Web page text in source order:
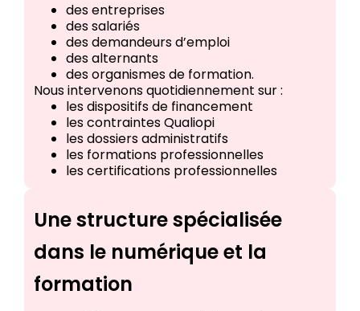
des entreprises
des salariés
des demandeurs d’emploi
des alternants
des organismes de formation.
Nous intervenons quotidiennement sur :
les dispositifs de financement
les contraintes Qualiopi
les dossiers administratifs
les formations professionnelles
les certifications professionnelles
Une structure spécialisée
dans le numérique et la
formation